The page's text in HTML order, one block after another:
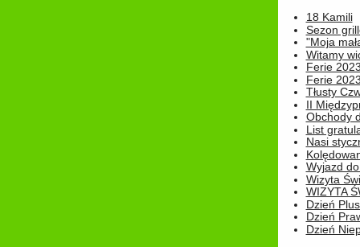
18 Kamili
Sezon
"Moja
Witamy
Ferie
Ferie
Tłusty
II
Obchody
List
Nasi
Wyjazd
Wizyta
WIZYTA
Dzień
Dzień
Dzień